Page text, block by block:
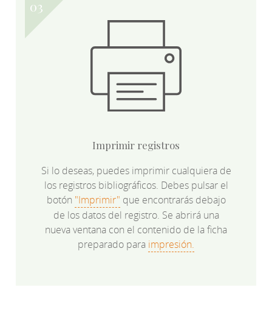
Imprimir registros
Si lo deseas, puedes imprimir cualquiera de
los registros bibliográficos. Debes pulsar el
botón "Imprimir" que encontrarás debajo
de los datos del registro. Se abrirá una
nueva ventana con el contenido de la ficha
preparado para impresión.